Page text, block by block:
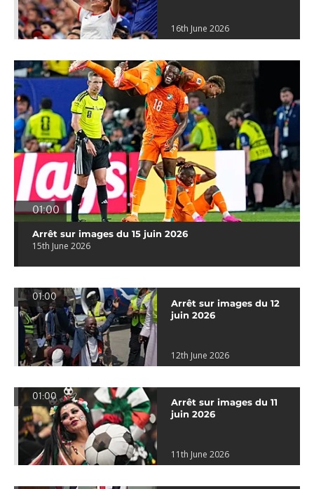
16th June 2026
01:00
Arrêt sur images du 15 juin 2026
15th June 2026
01:00
Arrêt sur images du 12
juin 2026
12th June 2026
01:00
Arrêt sur images du 11
juin 2026
11th June 2026